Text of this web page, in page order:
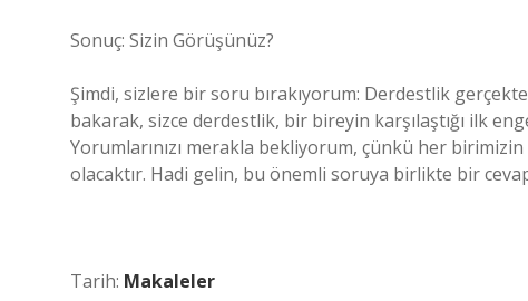
Sonuç: Sizin Görüşünüz?
Şimdi, sizlere bir soru bırakıyorum: Derdestlik
bakarak, sizce derdestlik, bir bireyin karşılaştığı ilk
Yorumlarınızı merakla bekliyorum, çünkü her birimizin
olacaktır. Hadi gelin, bu önemli soruya birlikte bir
Tarih: Makaleler